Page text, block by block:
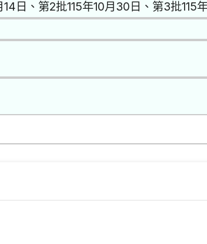
14日、第2批115年10月30日、第3批115年